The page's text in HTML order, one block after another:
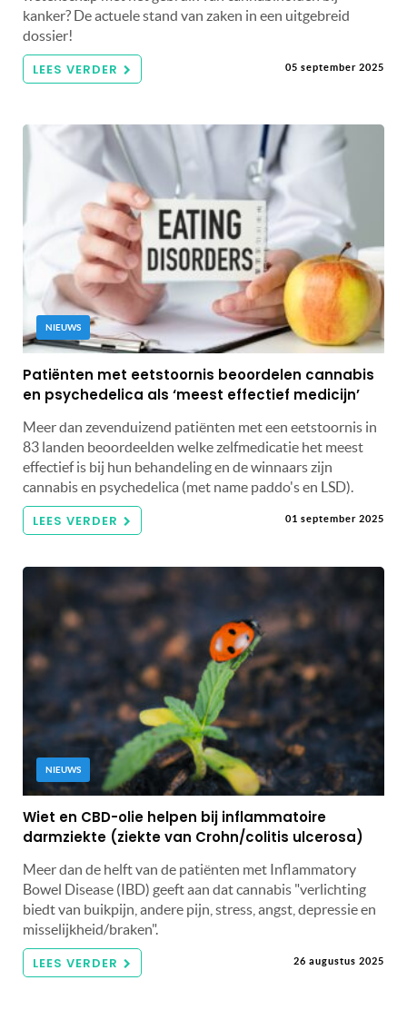
kanker? De actuele stand van zaken in een uitgebreid
dossier!
LEES VERDER 05 september 2025
NIEUWS
Patiënten met eetstoornis beoordelen cannabis
en psychedelica als ‘meest effectief medicijn’
Meer dan zevenduizend patiënten met een eetstoornis in
83 landen beoordeelden welke zelfmedicatie het meest
effectief is bij hun behandeling en de winnaars zijn
cannabis en psychedelica (met name paddo's en LSD).
LEES VERDER 01 september 2025
NIEUWS
Wiet en CBD-olie helpen bij inflammatoire
darmziekte (ziekte van Crohn/colitis ulcerosa)
Meer dan de helft van de patiënten met Inflammatory
Bowel Disease (IBD) geeft aan dat cannabis "verlichting
biedt van buikpijn, andere pijn, stress, angst, depressie en
misselijkheid/braken".
LEES VERDER 26 augustus 2025